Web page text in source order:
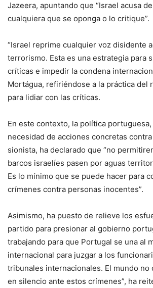
Jazeera, apuntando que “Israel acusa
cualquiera que se oponga o lo critique”.
“Israel reprime cualquier voz disidente
terrorismo. Esta es una estrategia para
críticas e impedir la condena
Mortágua, refiriéndose a la práctica del
para lidiar con las críticas.
En este contexto, la política
necesidad de acciones concretas
sionista, ha declarado que “no
barcos israelíes pasen por aguas
Es lo mínimo que se puede hacer para
crímenes contra personas inocentes”.
Asimismo, ha puesto de relieve los
partido para presionar al gobierno
trabajando para que Portugal se una al
internacional para juzgar a los
tribunales internacionales. El mundo no
en silencio ante estos crímenes”, ha